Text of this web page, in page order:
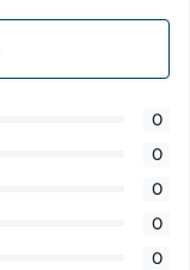
0
0
0
0
0